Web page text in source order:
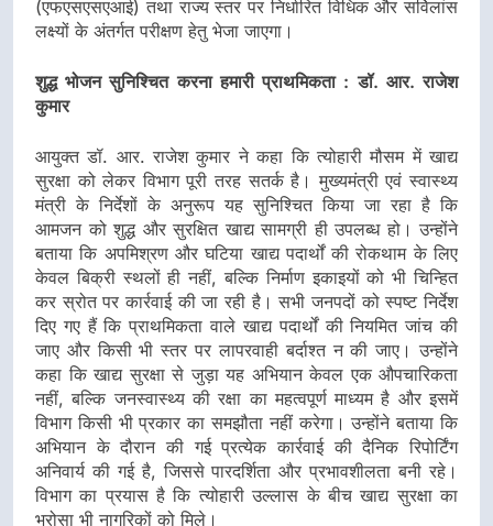
(एफएसएसएआई) तथा राज्य स्तर पर निर्धारित विधिक और सर्विलांस
लक्ष्यों के अंतर्गत परीक्षण हेतु भेजा जाएगा।
शुद्ध भोजन सुनिश्चित करना हमारी प्राथमिकता : डॉ. आर. राजेश
कुमार
आयुक्त डॉ. आर. राजेश कुमार ने कहा कि त्योहारी मौसम में खाद्य
सुरक्षा को लेकर विभाग पूरी तरह सतर्क है। मुख्यमंत्री एवं स्वास्थ्य
मंत्री के निर्देशों के अनुरूप यह सुनिश्चित किया जा रहा है कि
आमजन को शुद्ध और सुरक्षित खाद्य सामग्री ही उपलब्ध हो। उन्होंने
बताया कि अपमिश्रण और घटिया खाद्य पदार्थों की रोकथाम के लिए
केवल बिक्री स्थलों ही नहीं, बल्कि निर्माण इकाइयों को भी चिन्हित
कर स्रोत पर कार्रवाई की जा रही है। सभी जनपदों को स्पष्ट निर्देश
दिए गए हैं कि प्राथमिकता वाले खाद्य पदार्थों की नियमित जांच की
जाए और किसी भी स्तर पर लापरवाही बर्दाश्त न की जाए। उन्होंने
कहा कि खाद्य सुरक्षा से जुड़ा यह अभियान केवल एक औपचारिकता
नहीं, बल्कि जनस्वास्थ्य की रक्षा का महत्वपूर्ण माध्यम है और इसमें
विभाग किसी भी प्रकार का समझौता नहीं करेगा। उन्होंने बताया कि
अभियान के दौरान की गई प्रत्येक कार्रवाई की दैनिक रिपोर्टिंग
अनिवार्य की गई है, जिससे पारदर्शिता और प्रभावशीलता बनी रहे।
विभाग का प्रयास है कि त्योहारी उल्लास के बीच खाद्य सुरक्षा का
भरोसा भी नागरिकों को मिले।